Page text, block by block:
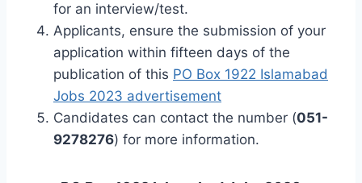
for an interview/test.
Applicants, ensure the submission of your
application within fifteen days of the
publication of this PO Box 1922 Islamabad
Jobs 2023 advertisement
Candidates can contact the number (051-
9278276) for more information.